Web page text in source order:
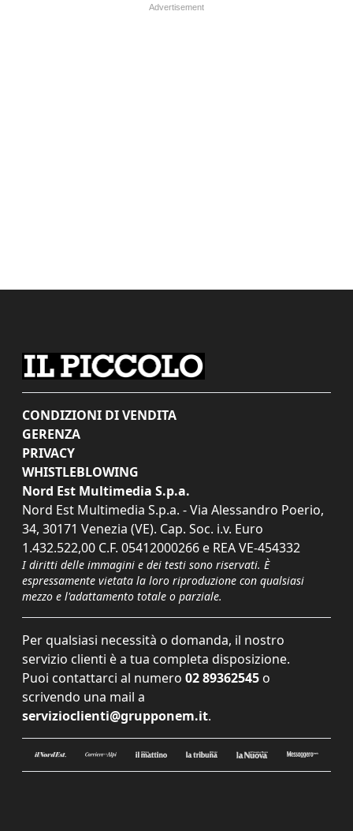
CONDIZIONI DI VENDITA
GERENZA
PRIVACY
WHISTLEBLOWING
Nord Est Multimedia S.p.a.
Nord Est Multimedia S.p.a. - Via Alessandro Poerio,
34, 30171 Venezia (VE). Cap. Soc. i.v. Euro
1.432.522,00 C.F. 05412000266 e REA VE-454332
I diritti delle immagini e dei testi sono riservati. È
espressamente vietata la loro riproduzione con qualsiasi
mezzo e l'adattamento totale o parziale.
Per qualsiasi necessità o domanda, il nostro
servizio clienti è a tua completa disposizione.
Puoi contattarci al numero 02 89362545 o
scrivendo una mail a
servizioclienti@grupponem.it.